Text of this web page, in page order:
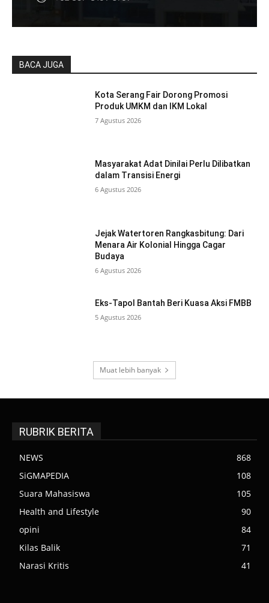
BACA JUGA
Kota Serang Fair Dorong Promosi
Produk UMKM dan IKM Lokal
7 Agustus 2026
Masyarakat Adat Dinilai Perlu Dilibatkan
dalam Transisi Energi
6 Agustus 2026
Jejak Watertoren Rangkasbitung: Dari
Menara Air Kolonial Hingga Cagar
Budaya
6 Agustus 2026
Eks-Tapol Bantah Beri Kuasa Aksi FMBB
5 Agustus 2026
Muat lebih banyak
RUBRIK BERITA
NEWS
868
SiGMAPEDIA
108
Suara Mahasiswa
105
Health and Lifestyle
90
opini
84
Kilas Balik
71
Narasi Kritis
41